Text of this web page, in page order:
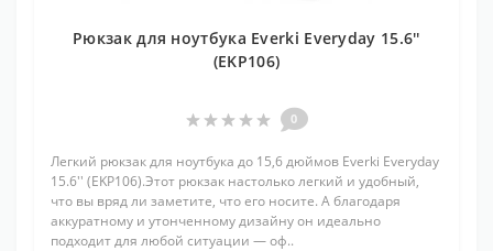
Рюкзак для ноутбука Everki Everyday 15.6''
(EKP106)
0
Легкий рюкзак для ноутбука до 15,6 дюймов Everki Everyday
15.6'' (EKP106).Этот рюкзак настолько легкий и удобный,
что вы вряд ли заметите, что его носите. А благодаря
аккуратному и утонченному дизайну он идеально
подходит для любой ситуации — оф..